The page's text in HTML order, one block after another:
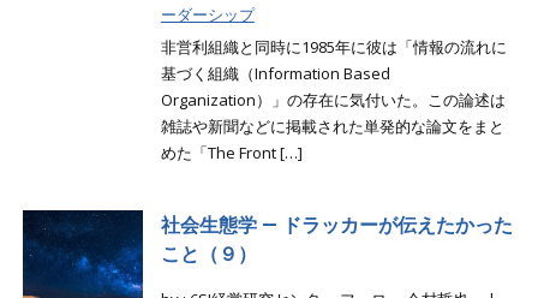
ーダーシップ
非営利組織と同時に1985年に彼は「情報の流れに
基づく組織（Information Based
Organization）」の存在に気付いた。この論述は
雑誌や新聞などに掲載された単発的な論文をまと
めた「The Front […]
社会生態学 ― ドラッカーが伝えたかった
こと（９）